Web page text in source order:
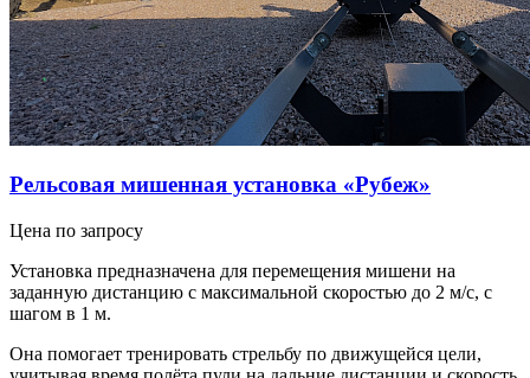
Рельсовая мишенная установка «Рубеж»
Цена по запросу
Установка предназначена для перемещения мишени на
заданную дистанцию с максимальной скоростью до 2 м/с, с
шагом в 1 м.
Она помогает тренировать стрельбу по движущейся цели,